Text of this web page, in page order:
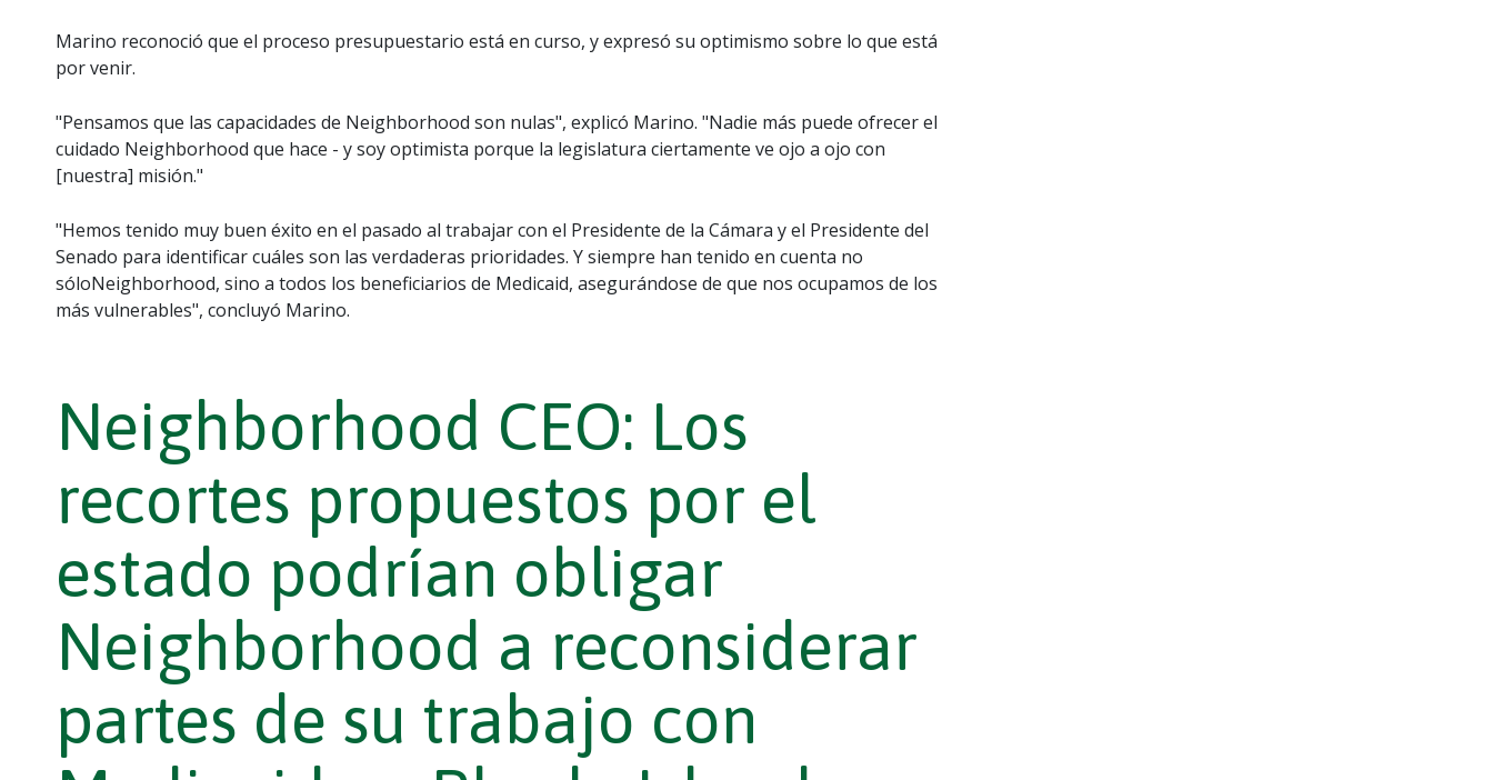
Marino reconoció que el proceso presupuestario está en curso, y expresó su optimismo sobre lo que está
por venir.
"Pensamos que las capacidades de Neighborhood son nulas", explicó Marino. "Nadie más puede ofrecer el
cuidado Neighborhood que hace - y soy optimista porque la legislatura ciertamente ve ojo a ojo con
[nuestra] misión."
"Hemos tenido muy buen éxito en el pasado al trabajar con el Presidente de la Cámara y el Presidente del
Senado para identificar cuáles son las verdaderas prioridades. Y siempre han tenido en cuenta no
sóloNeighborhood, sino a todos los beneficiarios de Medicaid, asegurándose de que nos ocupamos de los
más vulnerables", concluyó Marino.
Neighborhood CEO: Los
recortes propuestos por el
estado podrían obligar
Neighborhood a reconsiderar
partes de su trabajo con